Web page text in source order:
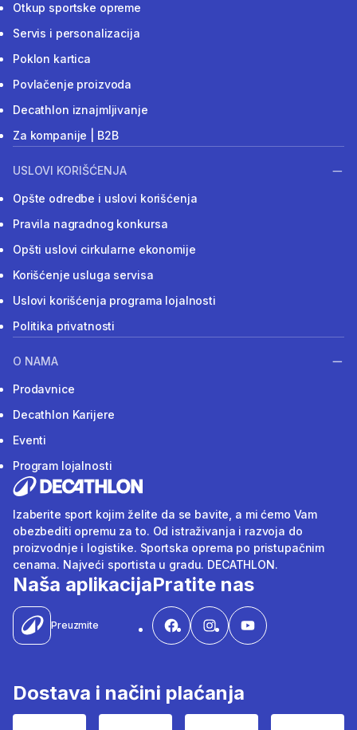
Otkup sportske opreme
Servis i personalizacija
Poklon kartica
Povlačenje proizvoda
Decathlon iznajmljivanje
Za kompanije | B2B
USLOVI KORIŠĆENJA
Opšte odredbe i uslovi korišćenja
Pravila nagradnog konkursa
Opšti uslovi cirkularne ekonomije
Korišćenje usluga servisa
Uslovi korišćenja programa lojalnosti
Politika privatnosti
O NAMA
Prodavnice
Decathlon Karijere
Eventi
Program lojalnosti
Izaberite sport kojim želite da se bavite, a mi ćemo Vam
obezbediti opremu za to. Od istraživanja i razvoja do
proizvodnje i logistike. Sportska oprema po pristupačnim
cenama. Najveći sportista u gradu. DECATHLON.
Naša aplikacija
Preuzmite
Pratite nas
Dostava i načini plaćanja